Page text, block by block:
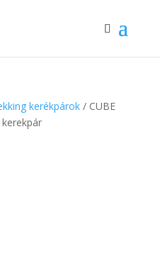
kerékpárok/ CUBE